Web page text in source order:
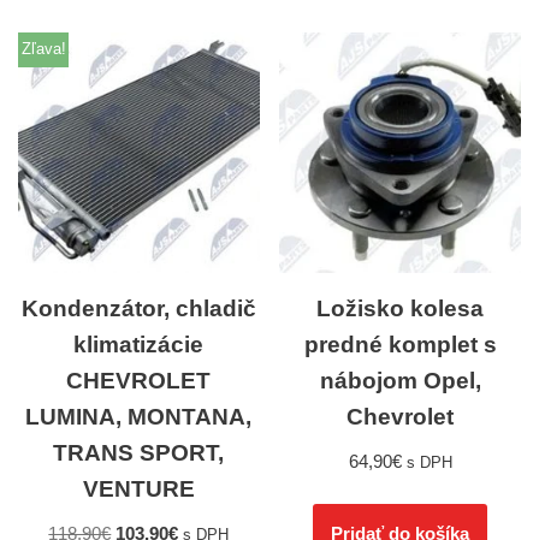
Zľava!
Kondenzátor, chladič
klimatizácie
CHEVROLET
LUMINA, MONTANA,
TRANS SPORT,
VENTURE
118,90€ 103,90€ s DPH
Ložisko kolesa
predné komplet s
nábojom Opel,
Chevrolet
64,90€ s DPH
Pridať do košíka